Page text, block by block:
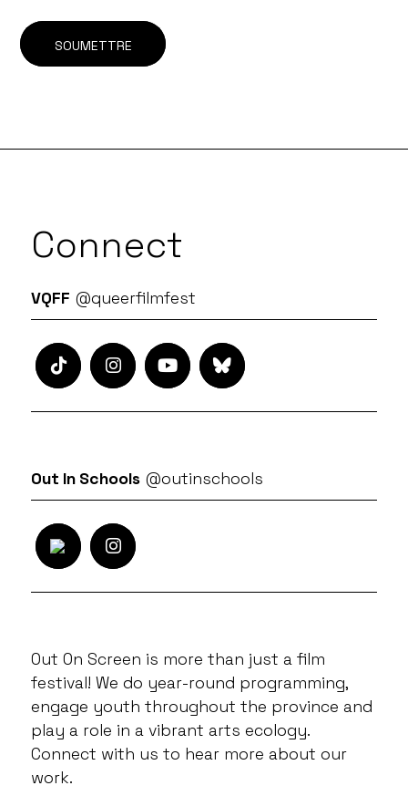
SOUMETTRE
Connect
VQFF @queerfilmfest
Out In Schools @outinschools
Out On Screen is more than just a film
festival! We do year-round programming,
engage youth throughout the province and
play a role in a vibrant arts ecology.
Connect with us to hear more about our
work.